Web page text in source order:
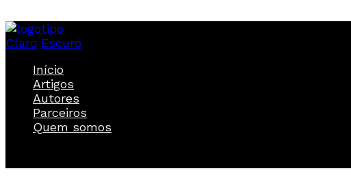
Claro Escuro
Início
Artigos
Autores
Parceiros
Quem somos